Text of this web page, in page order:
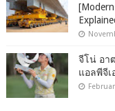
จีโน่ อา
แอลพีจีเ